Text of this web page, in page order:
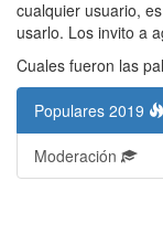
cualquier usuario,
usarlo. Los invito a
Cuales fueron las
Populares 2019
Moderación